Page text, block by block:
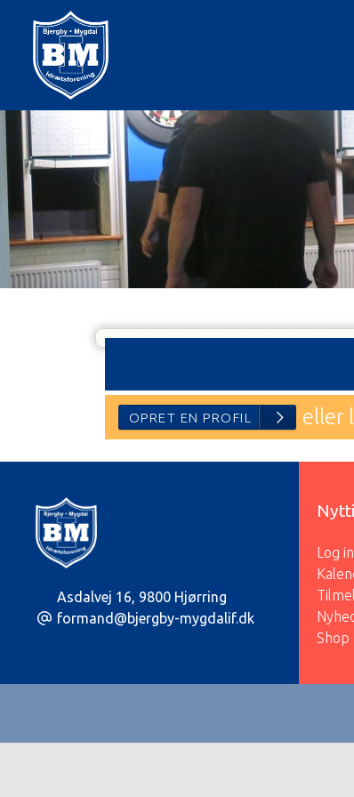
OPRET EN
eller
Asdalvej 16, 9800 Hjørring
formand@bjergby-mygdalif.dk
Log
Shop